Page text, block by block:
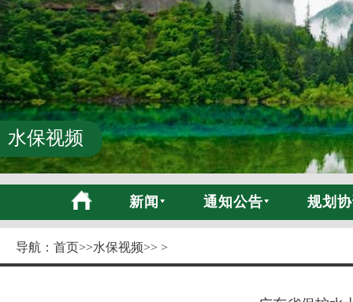
水保视频
新闻 通知公告 规划
导航： 首页>>水保视频>> >